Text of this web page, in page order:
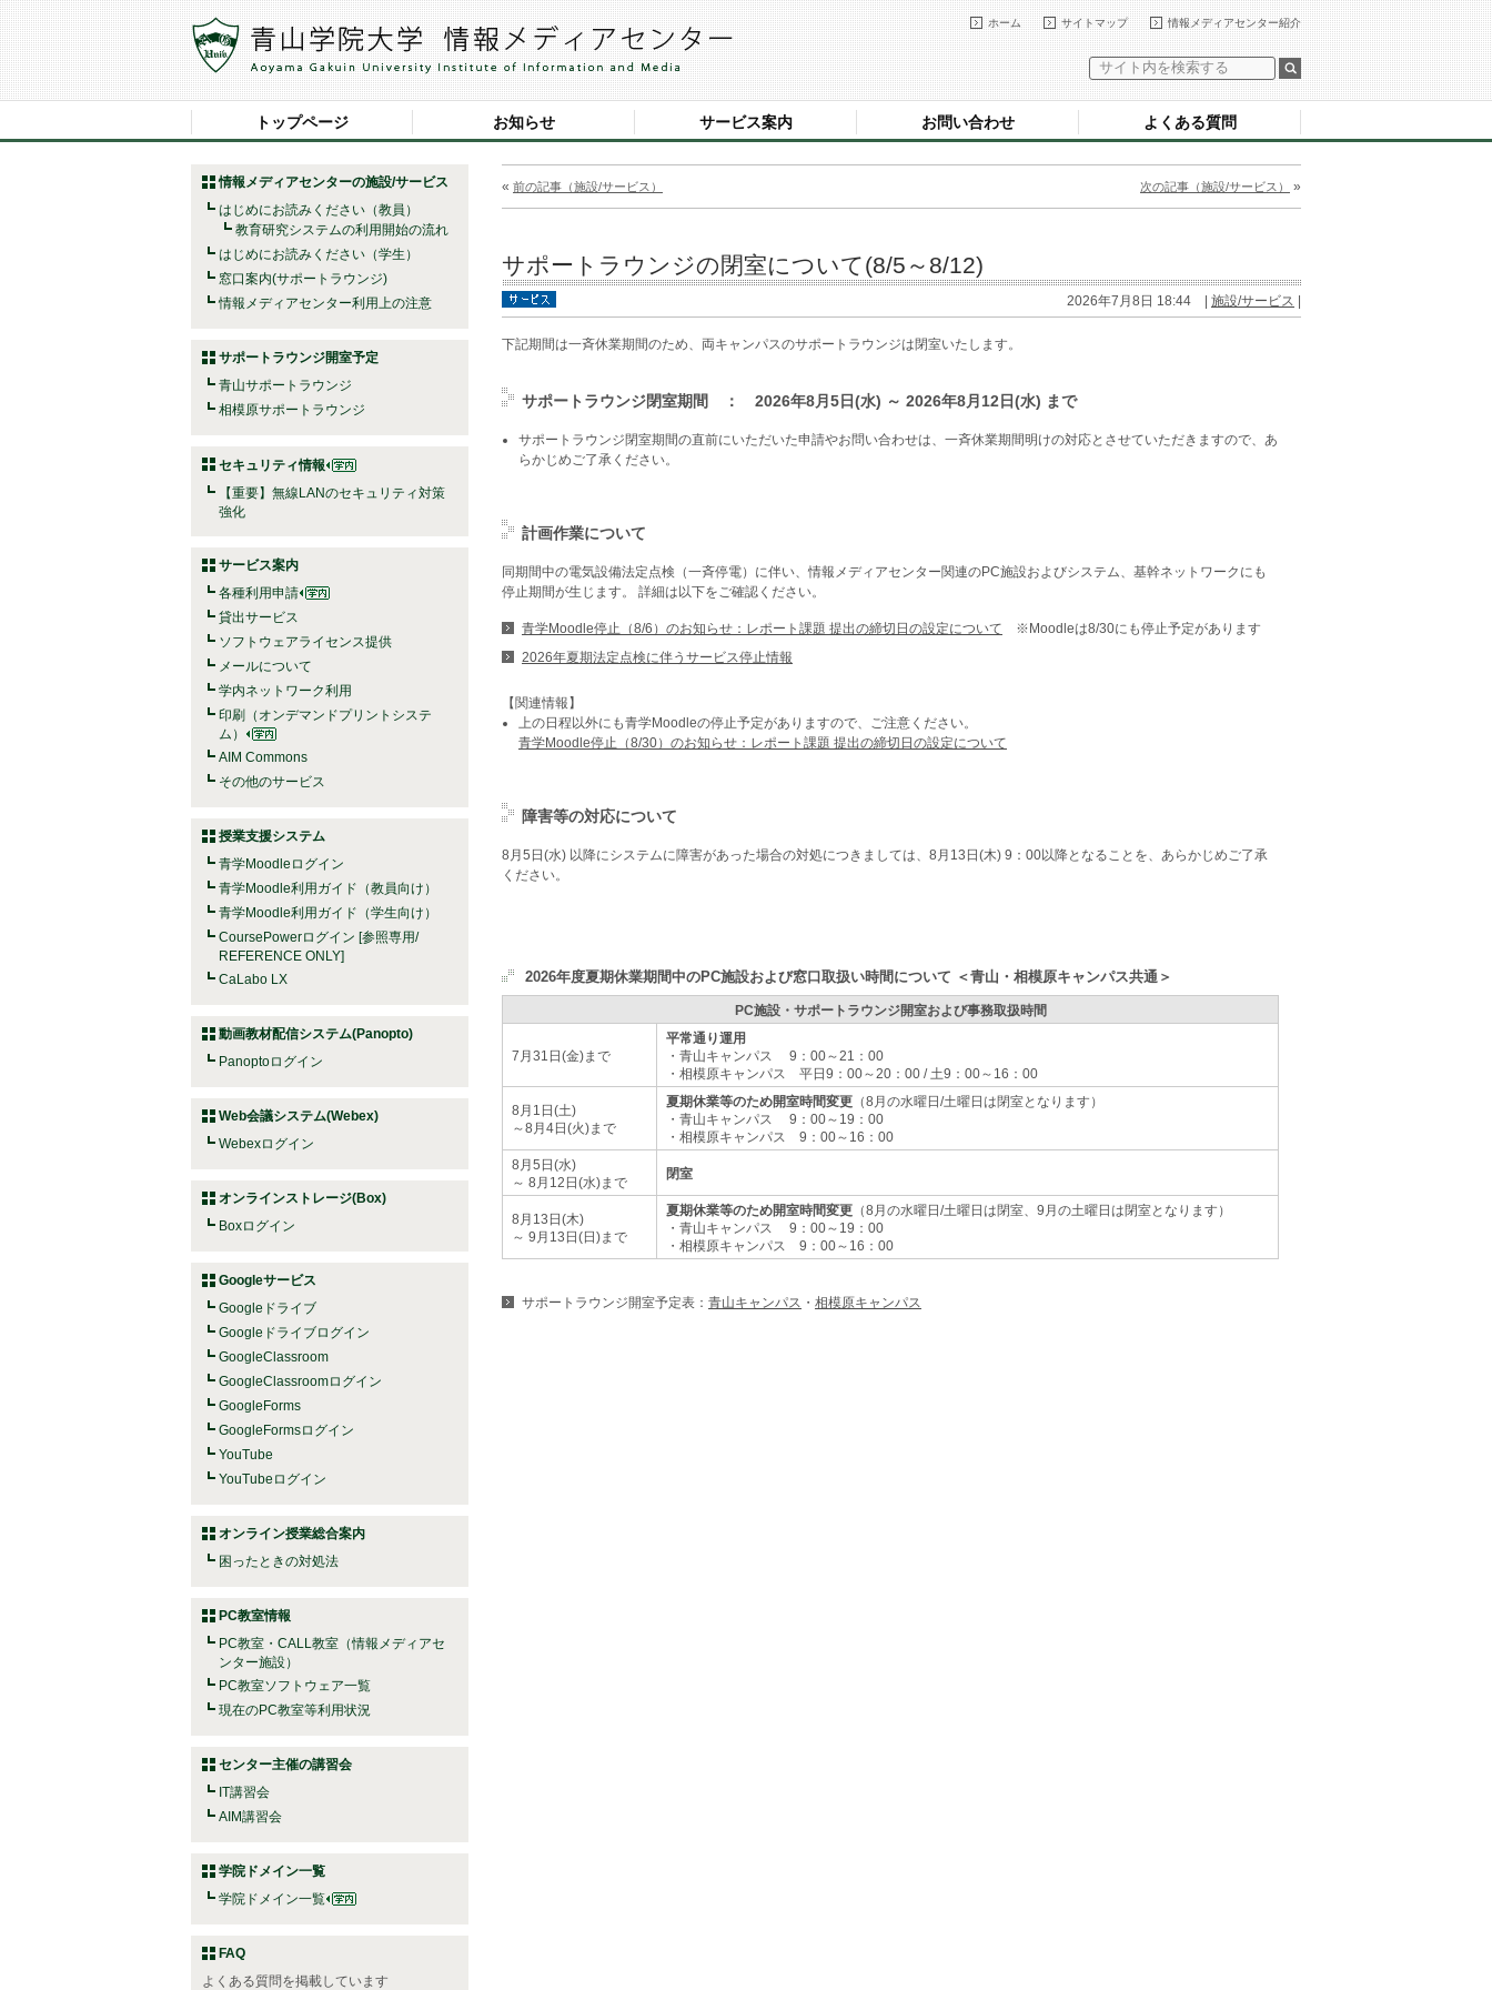
情報メディアセンター紹介
サイトマップ
ホーム
トップページ お知らせ サービス案内 お問い合わせ よくある質問
情報メディアセンターの施設/サービス
はじめにお読みください（教員）
教育研究システムの利用開始の流れ
はじめにお読みください（学生）
窓口案内(サポートラウンジ)
情報メディアセンター利用上の注意
サポートラウンジ開室予定
青山サポートラウンジ
相模原サポートラウンジ
セキュリティ情報
【重要】無線LANのセキュリティ対策
強化
サービス案内
各種利用申請
貸出サービス
ソフトウェアライセンス提供
メールについて
学内ネットワーク利用
印刷（オンデマンドプリントシステ
ム）
AIM Commons
その他のサービス
授業支援システム
青学Moodleログイン
青学Moodle利用ガイド（教員向け）
青学Moodle利用ガイド（学生向け）
CoursePowerログイン [参照専用/
REFERENCE ONLY]
CaLabo LX
動画教材配信システム(Panopto)
Panoptoログイン
Web会議システム(Webex)
Webexログイン
オンラインストレージ(Box)
Boxログイン
Googleサービス
Googleドライブ
Googleドライブログイン
GoogleClassroom
GoogleClassroomログイン
GoogleForms
GoogleFormsログイン
YouTube
YouTubeログイン
オンライン授業総合案内
困ったときの対処法
PC教室情報
PC教室・CALL教室（情報メディアセ
ンター施設）
PC教室ソフトウェア一覧
現在のPC教室等利用状況
センター主催の講習会
IT講習会
AIM講習会
学院ドメイン一覧
学院ドメイン一覧
FAQ
よくある質問を掲載しています
« 前の記事（施設/サービス） 次の記事（施設/サービス） »
サポートラウンジの閉室について(8/5～8/12)
2026年7月8日 18:44 | 施設/サービス
下記期間は一斉休業期間のため、両キャンパスのサポートラウンジは閉室いたします。
サポートラウンジ閉室期間 ： 2026年8月5日(水) ～ 2026年8月12日(水) まで
サポートラウンジ閉室期間の直前にいただいた申請やお問い合わせは、一斉休業期間明けの対応とさせていただきますので、あ
らかじめご了承ください。
計画作業について
同期間中の電気設備法定点検（一斉停電）に伴い、情報メディアセンター関連のPC施設およびシステム、基幹ネットワークにも
停止期間が生じます。 詳細は以下をご確認ください。
青学Moodle停止（8/6）のお知らせ：レポート課題 提出の締切日の設定について ※Moodleは8/30にも停止予定があります
2026年夏期法定点検に伴うサービス停止情報
【関連情報】
上の日程以外にも青学Moodleの停止予定がありますので、ご注意ください。
青学Moodle停止（8/30）のお知らせ：レポート課題 提出の締切日の設定について
障害等の対応について
8月5日(水) 以降にシステムに障害があった場合の対処につきましては、8月13日(木) 9：00以降となることを、あらかじめご了承
ください。
2026年度夏期休業期間中のPC施設および窓口取扱い時間について ＜青山・相模原キャンパス共通＞
PC施設・サポートラウンジ開室および事務取扱時間
7月31日(金)まで
平常通り運用
・青山キャンパス 9：00～21：00
・相模原キャンパス 平日9：00～20：00 / 土9：00～16：00
8月1日(土)
～8月4日(火)まで
夏期休業等のため開室時間変更 （8月の水曜日/土曜日は閉室となります）
・青山キャンパス 9：00～19：00
・相模原キャンパス 9：00～16：00
8月5日(水)
～ 8月12日(水)まで
閉室
8月13日(木)
～ 9月13日(日)まで
夏期休業等のため開室時間変更 （8月の水曜日/土曜日は閉室、9月の土曜日は閉室となります）
・青山キャンパス 9：00～19：00
・相模原キャンパス 9：00～16：00
サポートラウンジ開室予定表： 青山キャンパス ・ 相模原キャンパス